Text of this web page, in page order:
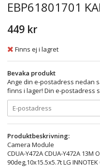
EBP61801701
449 kr
Finns ej i lagret
Bevaka produkt
Ange din e-postadress nedan
finns i lager! Din e-postadress
Produktbeskrivning:
Camera Module
CDUA-Y472A CDUA-Y472A 13M
90deg,10x15.5x5.7t LG INNOTEK